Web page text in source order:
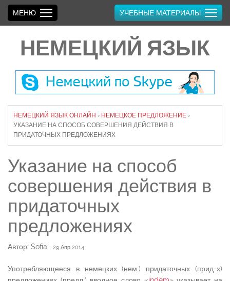
НЕМЕЦКИЙ ЯЗЫК
МЕНЮ УЧЕБНЫЕ МАТЕРИАЛЫ
НЕМЕЦКИЙ ЯЗЫК ОНЛАЙН › НЕМЕЦКОЕ ПРЕДЛОЖЕНИЕ ›
УКАЗАНИЕ НА СПОСОБ СОВЕРШЕНИЯ ДЕЙСТВИЯ В
ПРИДАТОЧНЫХ ПРЕДЛОЖЕНИЯХ
Указание на способ
совершения действия в
придаточных
предложениях
Автор: Sofia , 29 Апр 2014
Употребляющееся в немецких (нем.) придаточных (прид-х)